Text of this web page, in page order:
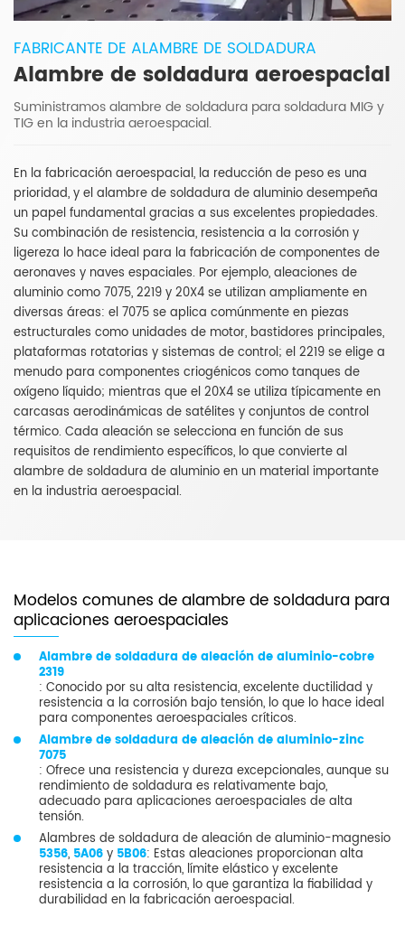
FABRICANTE DE ALAMBRE DE SOLDADURA
Alambre de soldadura aeroespacial
Suministramos alambre de soldadura para soldadura MIG y
TIG en la industria aeroespacial.
En la fabricación aeroespacial, la reducción de peso es una
prioridad, y el alambre de soldadura de aluminio desempeña
un papel fundamental gracias a sus excelentes propiedades.
Su combinación de resistencia, resistencia a la corrosión y
ligereza lo hace ideal para la fabricación de componentes de
aeronaves y naves espaciales. Por ejemplo, aleaciones de
aluminio como 7075, 2219 y 20X4 se utilizan ampliamente en
diversas áreas: el 7075 se aplica comúnmente en piezas
estructurales como unidades de motor, bastidores principales,
plataformas rotatorias y sistemas de control; el 2219 se elige a
menudo para componentes criogénicos como tanques de
oxígeno líquido; mientras que el 20X4 se utiliza típicamente en
carcasas aerodinámicas de satélites y conjuntos de control
térmico. Cada aleación se selecciona en función de sus
requisitos de rendimiento específicos, lo que convierte al
alambre de soldadura de aluminio en un material importante
en la industria aeroespacial.
Modelos comunes de alambre de soldadura para
aplicaciones aeroespaciales
Alambre de soldadura de aleación de aluminio-cobre
2319
: Conocido por su alta resistencia, excelente ductilidad y
resistencia a la corrosión bajo tensión, lo que lo hace ideal
para componentes aeroespaciales críticos.
Alambre de soldadura de aleación de aluminio-zinc
7075
: Ofrece una resistencia y dureza excepcionales, aunque su
rendimiento de soldadura es relativamente bajo,
adecuado para aplicaciones aeroespaciales de alta
tensión.
Alambres de soldadura de aleación de aluminio-magnesio
5356, 5A06y 5B06: Estas aleaciones proporcionan alta
resistencia a la tracción, límite elástico y excelente
resistencia a la corrosión, lo que garantiza la fiabilidad y
durabilidad en la fabricación aeroespacial.